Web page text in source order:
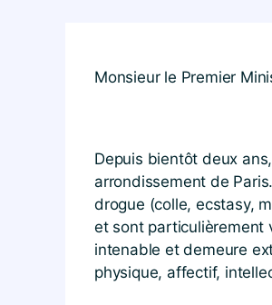
Monsieur le Premier
Depuis bientôt deux
arrondissement de
drogue (colle, ecstasy,
et sont particulièrement
intenable et demeure
physique, affectif,